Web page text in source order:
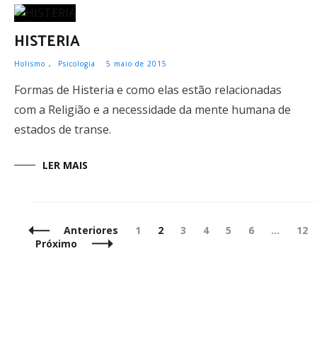
HISTERIA
Holismo , Psicologia 5 maio de 2015
Formas de Histeria e como elas estão relacionadas
com a Religião e a necessidade da mente humana de
estados de transe.
LER MAIS
Navegação
de
Anteriores Página
1 Página
2 Página
3 Página
4 Página
5 Página
6 …
12
Próximo